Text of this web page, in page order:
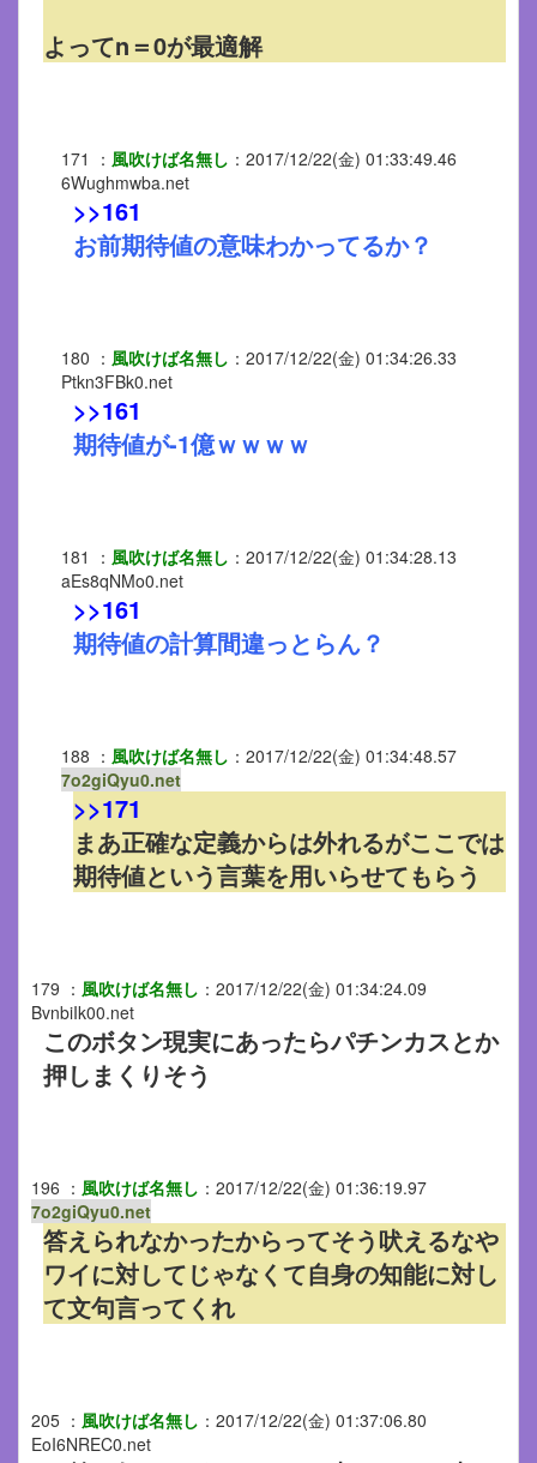
よってn＝0が最適解
171 ： 風吹けば名無し ： 2017/12/22(金) 01:33:49.46
6Wughmwba.net
>>161
お前期待値の意味わかってるか？
180 ： 風吹けば名無し ： 2017/12/22(金) 01:34:26.33
Ptkn3FBk0.net
>>161
期待値が-1億ｗｗｗｗ
181 ： 風吹けば名無し ： 2017/12/22(金) 01:34:28.13
aEs8qNMo0.net
>>161
期待値の計算間違っとらん？
188 ： 風吹けば名無し ： 2017/12/22(金) 01:34:48.57
7o2giQyu0.net
>>171
まあ正確な定義からは外れるがここでは
期待値という言葉を用いらせてもらう
179 ： 風吹けば名無し ： 2017/12/22(金) 01:34:24.09
BvnbiIk00.net
このボタン現実にあったらパチンカスとか
押しまくりそう
196 ： 風吹けば名無し ： 2017/12/22(金) 01:36:19.97
7o2giQyu0.net
答えられなかったからってそう吠えるなや
ワイに対してじゃなくて自身の知能に対し
て文句言ってくれ
205 ： 風吹けば名無し ： 2017/12/22(金) 01:37:06.80
EoI6NREC0.net